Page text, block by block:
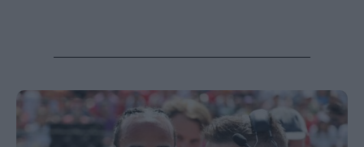
Investor
Χρηματιστηριακές